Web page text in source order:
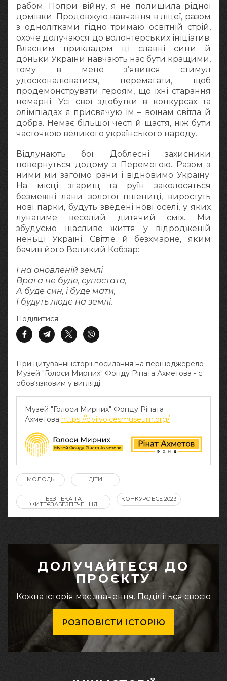
рабом. Попри війну, я не полишила рідної
домівки. Продовжую навчання в ліцеї, разом
з однолітками гідно тримаю освітній стрій,
охоче долучаюся до волонтерських ініціатив.
Власним прикладом ці славні сини й
доньки України навчають нас бути кращими,
тому в мене з’явився стимул
удосконалюватися, перемагати, щоб
продемонструвати героям, що їхні старання
немарні. Усі свої здобутки в конкурсах та
олімпіадах я присвячую їм – воїнам світла й
добра. Немає більшої честі й щастя, ніж бути
часточкою великого українського народу.
Відлунають бої. Доблесні захисники
повернуться додому з Перемогою. Разом з
ними ми загоїмо рани і відновимо Україну.
На місці згарищ та руїн заколосяться
безмежні лани золотої пшениці, виростуть
нові парки, будуть зведені нові оселі, у яких
лунатиме веселий дитячий сміх. Ми
збудуємо щасливе життя у відродженій
неньці Україні. Світле й безхмарне, яким
бачив його Великий Кобзар:
І на оновленій землі
Врага не буде, супостата,
А буде син, і буде мати,
І будуть люде на землі.
При цитуванні історії посилання на першоджерело -
Музей "Голоси Мирних" Фонду Ріната Ахметова - є
обов‘язковим у вигляді:
Музей "Голоси Мирних" Фонду Ріната
Ахметова https://civilvoicesmuseum.org/
Поділитися:
МОЛОДЬ ДІТИ
БЕЗПЕКА ТА
ЖИТТЄЗАБЕЗПЕЧЕННЯ
КОНКУРС ЕСЕ 2023
ДОЛУЧАЙТЕСЯ ДО
ПРОЄКТУ
Кожна історія має значення. Поділіться своєю
РОЗПОВІСТИ ІСТОРІЮ